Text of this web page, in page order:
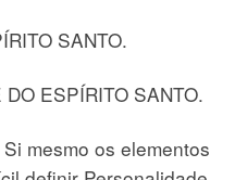
SANTO.
ESPÍRITO SANTO.
mesmo os elementos